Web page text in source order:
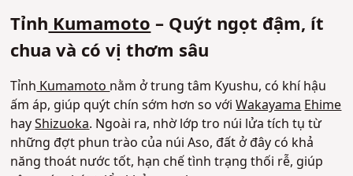
TỉnhKumamoto– Quýt ngọt đậm, ít
chua và có vị thơm sâu
TỉnhKumamotonằm ở trung tâm Kyushu, có khí hậu
ấm áp, giúp quýt chín sớm hơn so vớiWakayamaEhime
hayShizuoka. Ngoài ra, nhờ lớp tro núi lửa tích tụ từ
những đợt phun trào của núi Aso, đất ở đây có khả
năng thoát nước tốt, hạn chế tình trạng thối rễ, giúp